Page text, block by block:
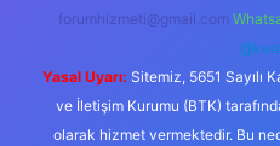
forumhizmeti@gmail.com
Yasal Uyarı: Sitemiz, 5651 Sayılı
ve İletişim Kurumu (BTK)
olarak hizmet vermektedir. Bu